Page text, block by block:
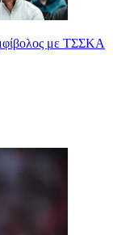
με ΤΣΣΚΑ